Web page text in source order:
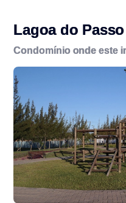
Lagoa do Passo
Condomínio onde este